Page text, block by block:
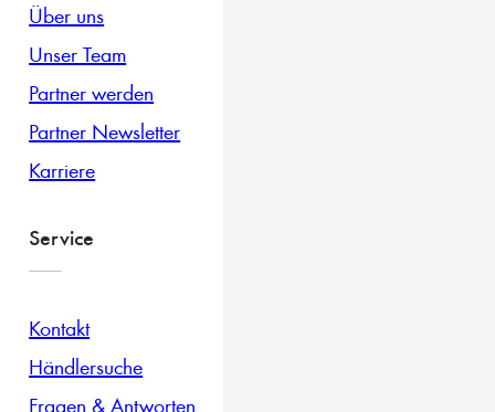
Über uns
Unser Team
Partner werden
Partner Newsletter
Karriere
Service
Kontakt
Händlersuche
Fragen & Antworten